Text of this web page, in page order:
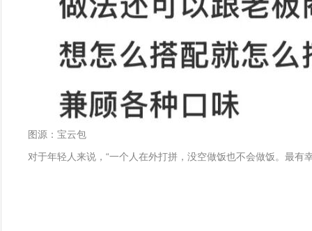
图源：宝云包
对于年轻人来说，“一个人在外打拼，没空做饭也不会做饭。最